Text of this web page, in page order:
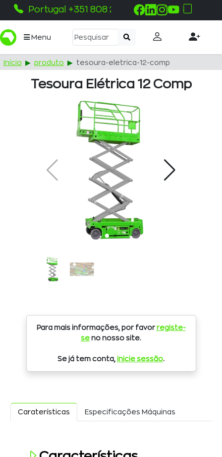
Portugal +351 808 215 115
Menu
Início produto tesoura-eletrica-12-comp
Tesoura Elétrica 12 Comp
Para mais informações, por favor registe-
se no nosso site.
Se já tem conta, inicie sessão.
Caraterísticas Especificações Máquinas